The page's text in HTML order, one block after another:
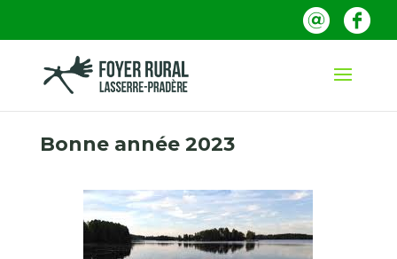
Bonne année 2023